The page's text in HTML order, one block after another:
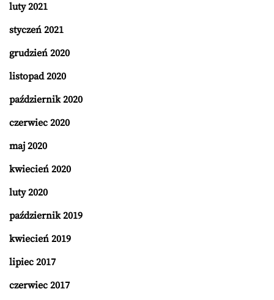
luty 2021
styczeń 2021
grudzień 2020
listopad 2020
październik 2020
czerwiec 2020
maj 2020
kwiecień 2020
luty 2020
październik 2019
kwiecień 2019
lipiec 2017
czerwiec 2017